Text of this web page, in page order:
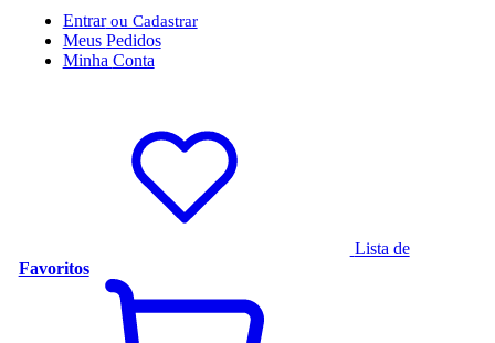
Entrar
Meus Pedidos
Minha Conta
Lista de
Favoritos